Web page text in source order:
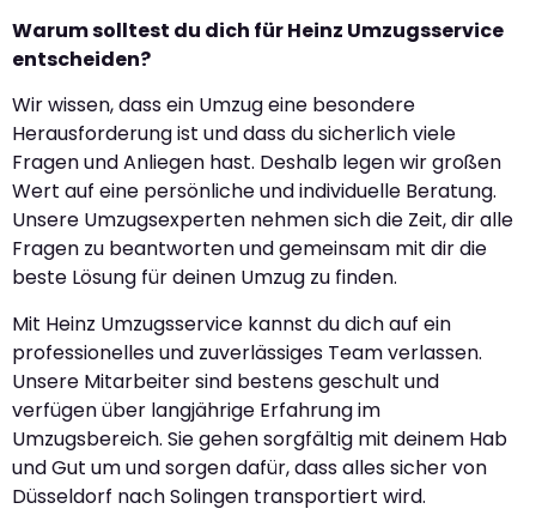
Warum solltest du dich für Heinz Umzugsservice
entscheiden?
Wir wissen, dass ein Umzug eine besondere
Herausforderung ist und dass du sicherlich viele
Fragen und Anliegen hast. Deshalb legen wir großen
Wert auf eine persönliche und individuelle Beratung.
Unsere Umzugsexperten nehmen sich die Zeit, dir alle
Fragen zu beantworten und gemeinsam mit dir die
beste Lösung für deinen Umzug zu finden.
Mit Heinz Umzugsservice kannst du dich auf ein
professionelles und zuverlässiges Team verlassen.
Unsere Mitarbeiter sind bestens geschult und
verfügen über langjährige Erfahrung im
Umzugsbereich. Sie gehen sorgfältig mit deinem Hab
und Gut um und sorgen dafür, dass alles sicher von
Düsseldorf nach Solingen transportiert wird.